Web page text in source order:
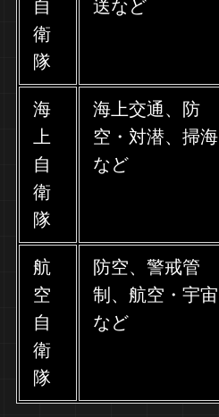
自
衛
隊
送など
海
上
自
衛
隊
海上交通、防
空・対潜、掃海
など
航
空
自
衛
隊
防空、警戒管
制、航空・宇宙
など